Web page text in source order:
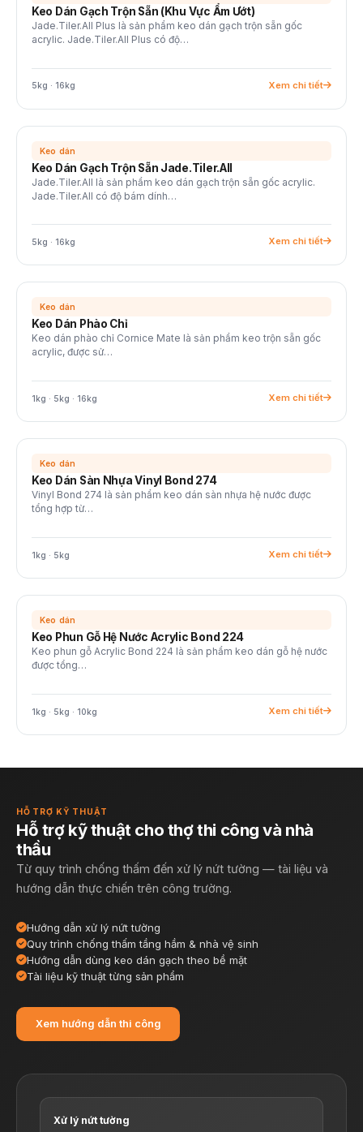
Keo Dán Gạch Trộn Sẵn (Khu Vực Ẩm Ướt)
Jade.Tiler.All Plus là sản phẩm keo dán gạch trộn sẵn gốc
acrylic. Jade.Tiler.All Plus có độ…
5kg · 16kg Xem chi tiết
Keo dán
Keo Dán Gạch Trộn Sẵn Jade.Tiler.All
Jade.Tiler.All là sản phẩm keo dán gạch trộn sẵn gốc acrylic.
Jade.Tiler.All có độ bám dính…
5kg · 16kg Xem chi tiết
Keo dán
Keo Dán Phào Chỉ
Keo dán phào chỉ Cornice Mate là sản phẩm keo trộn sẵn gốc
acrylic, được sử…
1kg · 5kg · 16kg Xem chi tiết
Keo dán
Keo Dán Sàn Nhựa Vinyl Bond 274
Vinyl Bond 274 là sản phẩm keo dán sàn nhựa hệ nước được
tổng hợp từ…
1kg · 5kg Xem chi tiết
Keo dán
Keo Phun Gỗ Hệ Nước Acrylic Bond 224
Keo phun gỗ Acrylic Bond 224 là sản phẩm keo dán gỗ hệ nước
được tổng…
1kg · 5kg · 10kg Xem chi tiết
HỖ TRỢ KỸ THUẬT
Hỗ trợ kỹ thuật cho thợ thi công và nhà
thầu
Từ quy trình chống thấm đến xử lý nứt tường — tài liệu và
hướng dẫn thực chiến trên công trường.
Hướng dẫn xử lý nứt tường
Quy trình chống thấm tầng hầm & nhà vệ sinh
Hướng dẫn dùng keo dán gạch theo bề mặt
Tài liệu kỹ thuật từng sản phẩm
Xem hướng dẫn thi công
Xử lý nứt tường